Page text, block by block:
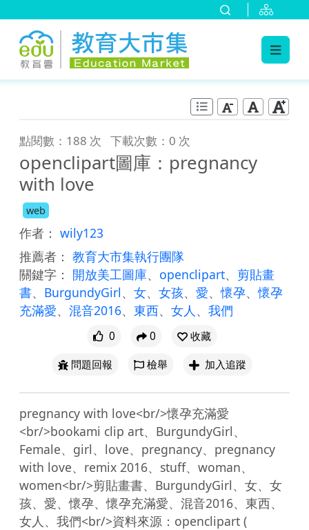
點閱數：188 次 下載次數：0 次
openclipart圖庫：pregnancy
with love
web
作者： wily123
推薦者： 教育大市集執行團隊
關鍵字： 開放美工圖庫、 openclipart、 剪貼畫
書、 BurgundyGirl、 女、 女孩、 愛、懷孕、懷孕
充滿愛、 混音2016、 東西、 女人 、 我們
0 0
收藏
問題回報
檢舉 加入追蹤
pregnancy with love<br/>懷孕充滿愛
<br/>bookami clip art、BurgundyGirl、
Female、girl、love、pregnancy、pregnancy
with love、remix 2016、stuff、woman、
women<br/>剪貼畫書、BurgundyGirl、女、女
孩、愛、懷孕、懷孕充滿愛、混音2016、東西、
女人、我們<br/>資料來源：openclipart (